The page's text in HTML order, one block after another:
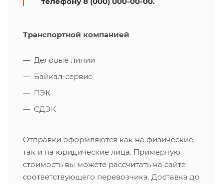
Транспортной компанией
Деловые линии
Байкал-сервис
ПЭК
СДЭК
Отправки оформляются как на физические,
так и на юридические лица. Примерную
стоимость вы можете рассчитать на сайте
соответствующего перевозчика. Доставка до